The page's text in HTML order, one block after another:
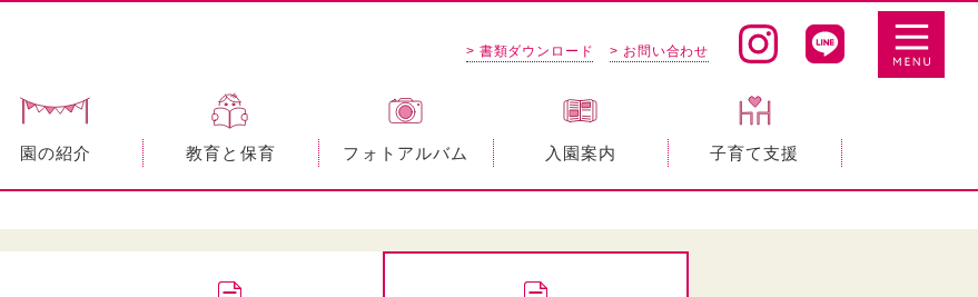
> 書類ダウンロード > お問い合わせ
園の紹介 教育と保育 フォトアルバム 入園案内 子育て支援